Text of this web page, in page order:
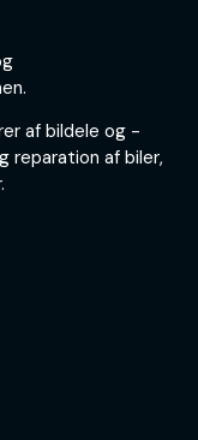
af bildele og -
reparation af biler,